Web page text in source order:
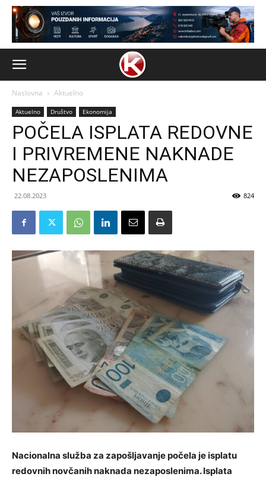
Naslovna Aktuelno
Aktuelno Društvo Ekonomija
POČELA ISPLATA REDOVNE
I PRIVREMENE NAKNADE
NEZAPOSLENIMA
22.08.2023 824
Nacionalna služba za zapošljavanje počela je isplatu
redovnih novčanih naknada nezaposlenima. Isplata